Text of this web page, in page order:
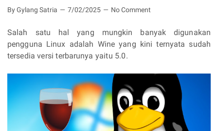
By Gylang Satria 7/02/2025 No Comment
Salah satu hal yang mungkin banyak digunakan
pengguna Linux adalah Wine yang kini ternyata sudah
tersedia versi terbarunya yaitu 5.0.